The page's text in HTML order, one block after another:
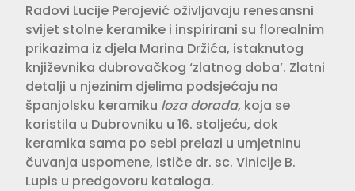
Radovi Lucije Perojević oživljavaju renesansni
svijet stolne keramike i inspirirani su florealnim
prikazima iz djela Marina Držića, istaknutog
književnika dubrovačkog ‘zlatnog doba’. Zlatni
detalji u njezinim djelima podsjećaju na
španjolsku keramiku loza dorada, koja se
koristila u Dubrovniku u 16. stoljeću, dok
keramika sama po sebi prelazi u umjetninu
čuvanja uspomene, ističe dr. sc. Vinicije B.
Lupis u predgovoru kataloga.